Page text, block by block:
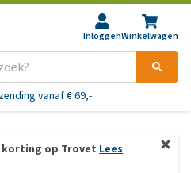
InloggenWinkelwagen
vanaf € 69,-
korting op Trovet Lees